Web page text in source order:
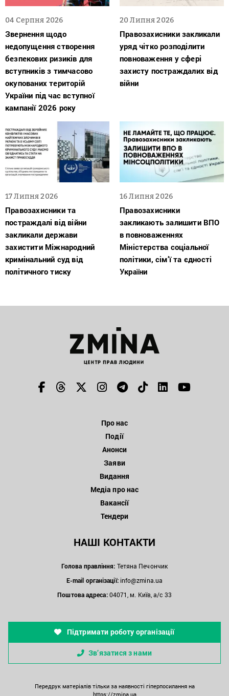
04 Серпня 2026
Звернення щодо
недопущення створення
безпекових ризиків для
вступників з тимчасово
окупованих територій
України під час вступної
кампанії 2026 року
20 Липня 2026
Правозахисники закликали
уряд чітко розподілити
повноваження у сфері
захисту постраждалих від
війни
17 Липня 2026
Правозахисники та
постраждалі від війни
закликали держави
захистити Міжнародний
кримінальний суд від
політичного тиску
16 Липня 2026
Правозахисники
закликають залишити ВПО
в повноваженнях
Міністерства соціальної
політики, сім’ї та єдності
України
Про нас
Події
Анонси
Заяви
Видання
Медіа про нас
Вакансії
Тендери
НАШІ КОНТАКТИ
Голова правління: Тетяна Печончик
E-mail організації: info@zmina.ua
Поштова адреса:04071, м. Київ, а/с 33
Підтримати роботу організації
Зв’язатися з нами
Передрук матеріалів тільки за наявності гіперпосилання на
https://zmina.ua